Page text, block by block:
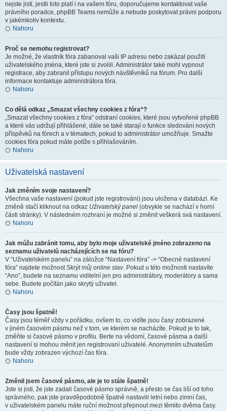
nejste jisti, jestli toto platí i na vašem fóru, doporučujeme kontaktovat vaše
právního poradce, phpBB Teams nemůže a nebude poskytovat právni podporu
v jakémkoliv kontextu.
Nahoru
Proč se nemohu registrovat?
Je možné, že vlastník fóra zabanoval vaši IP adresu nebo zakázal použití
uživatelského jména, které jste si zvolili. Administrátor také mohl vypnout
registrace, aby zabranil přístupu nových návštěvníků na fórum. Pro další
informace kontaktuje administrátora fóra.
Nahoru
Co dělá odkaz „Smazat všechny cookies z fóra“?
„Smazat všechny cookies z fóra“ odstraní cookies, které jsou vytvořené phpBB
a které vás udržují přihlášené, dále se také starají o funkce sledování nových
příspěvků na fórech a v tématech, pokud to administrátor umožňuje. Smažte
cookies fóra pokud máte potíže s přihlašováním.
Nahoru
Uživatelská nastavení
Jak změním svoje nastavení?
Všechna vaše nastavení (pokud jste registrováni) jsou uložena v databázi. Ke
změně stačí kliknout na odkaz Uživatelský panel (obvykle se nachází v horní
části stránky). V následném rozhraní je možné si změnit veškerá svá nastavení.
Nahoru
Jak můžu zabránit tomu, aby bylo moje uživatelské jméno zobrazeno na
seznamu uživatelů nacházejících se na fóru?
V “Uživatelském panelu” na záložce “Nastavení fóra” -> “Obecné nastavení
fóra” najdete možnostSkrýt můj online stav. Pokud u této možnosti nastavíte
“Ano”, budete na seznamu viditelní jen pro administrátory, moderátory a sama
sebe. Budete počítán jako skrytý uživatel.
Nahoru
Časy jsou špatně!
Časy jsou téměř vždy v pořádku, ovšem to, co vidíte jsou časy zobrazené
v jiném časovém pásmu než v tom, ve kterém se nacházíte. Pokud je to tak,
změňte si časové pásmo v profilu. Berte na vědomí, časové pásma a další
nastavení si mohou měnit jen registrovaní uživatelé. Anonymním uživatelům
bude vždy zobrazen výchozí čas fóra.
Nahoru
Změnil jsem časové pásmo, ale je to stále špatně!
Jste si jisti, že jste zadali časové pásmo správně, a přesto se čas liší od toho
správného, pak jste pravděpodobně špatně nastavili letní nebo zimní čas,
v uživatelském panelu máte ruční možnost přepnout mezi těmito dvěma časy.